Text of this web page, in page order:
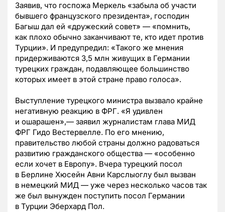
Заявив, что госпожа Меркель «забыла об участи
бывшего французского президента», господин
Багыш дал ей «дружеский совет» — «помнить,
как плохо обычно заканчивают те, кто идет против
Турции». И предупредил: «Такого же мнения
придерживаются 3,5 млн живущих в Германии
турецких граждан, подавляющее большинство
которых имеет в этой стране право голоса».
Выступление турецкого министра вызвало крайне
негативную реакцию в ФРГ. «Я удивлен
и ошарашен»,— заявил журналистам глава МИД
ФРГ Гидо Вестервелле. По его мнению,
правительство любой страны должно радоваться
развитию гражданского общества — «особенно
если хочет в Европу». Вчера турецкий посол
в Берлине Хюсейн Авни Карслыоглу был вызван
в немецкий МИД — уже через несколько часов так
же был вынужден поступить посол Германии
в Турции Эберхард Пол.